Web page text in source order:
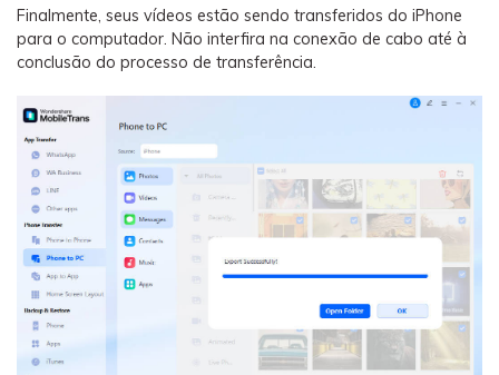
Finalmente, seus vídeos estão sendo transferidos do iPhone
para o computador. Não interfira na conexão de cabo até à
conclusão do processo de transferência.